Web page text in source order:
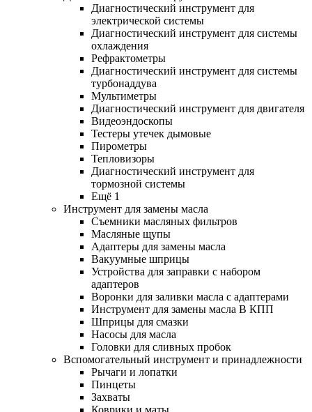
Диагностический инструмент для
электрической системы
Диагностический инструмент для системы
охлаждения
Рефрактометры
Диагностический инструмент для системы
турбонаддува
Мультиметры
Диагностический инструмент для двигателя
Видеоэндоскопы
Тестеры утечек дымовые
Пирометры
Тепловизоры
Диагностический инструмент для
тормозной системы
Ещё 1
Инструмент для замены масла
Съемники масляных фильтров
Масляные щупы
Адаптеры для замены масла
Вакуумные шприцы
Устройства для заправки с набором
адаптеров
Воронки для заливки масла с адаптерами
Инструмент для замены масла В КПП
Шприцы для смазки
Насосы для масла
Головки для сливных пробок
Вспомогательный инструмент и принадлежности
Рычаги и лопатки
Пинцеты
Захваты